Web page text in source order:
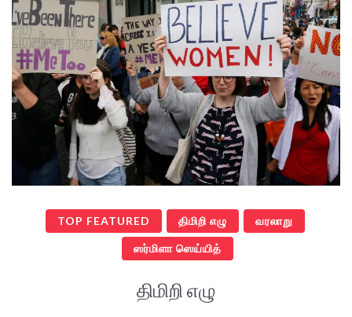
TOP FEATURED திமிறி எழு வரலாறு
ஸர்மிளா ஸெய்யித்
திமிறி எழு